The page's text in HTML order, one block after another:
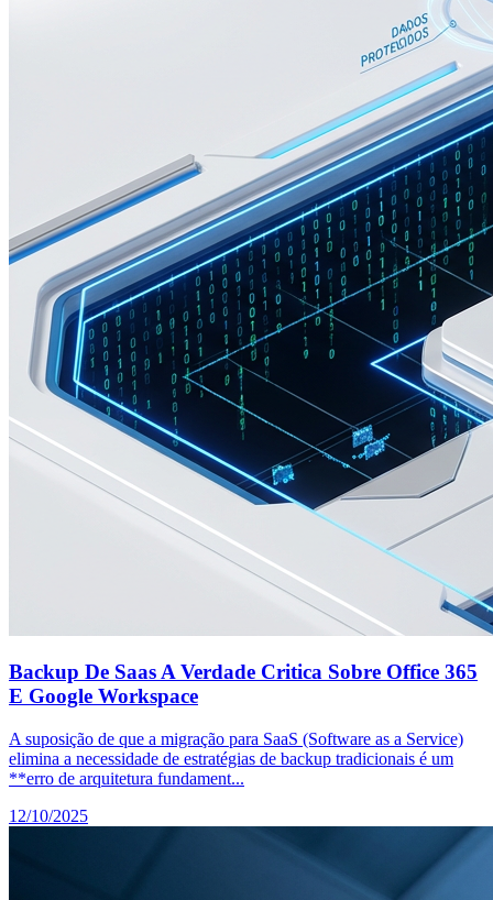
Backup De Saas A Verdade Critica Sobre Office 365
E Google Workspace
A suposição de que a migração para SaaS (Software as a Service)
elimina a necessidade de estratégias de backup tradicionais é um
**erro de arquitetura fundament...
12/10/2025